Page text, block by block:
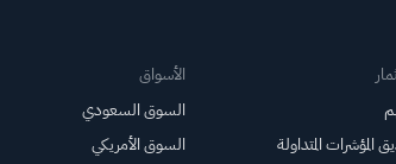
المؤشرات المتداولة
الأسواق
السوق السعودي
السوق الأمريكي